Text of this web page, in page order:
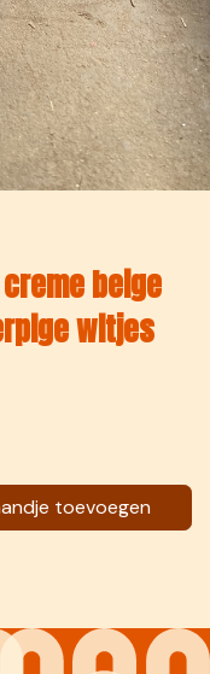
beige
witjes
toevoegen